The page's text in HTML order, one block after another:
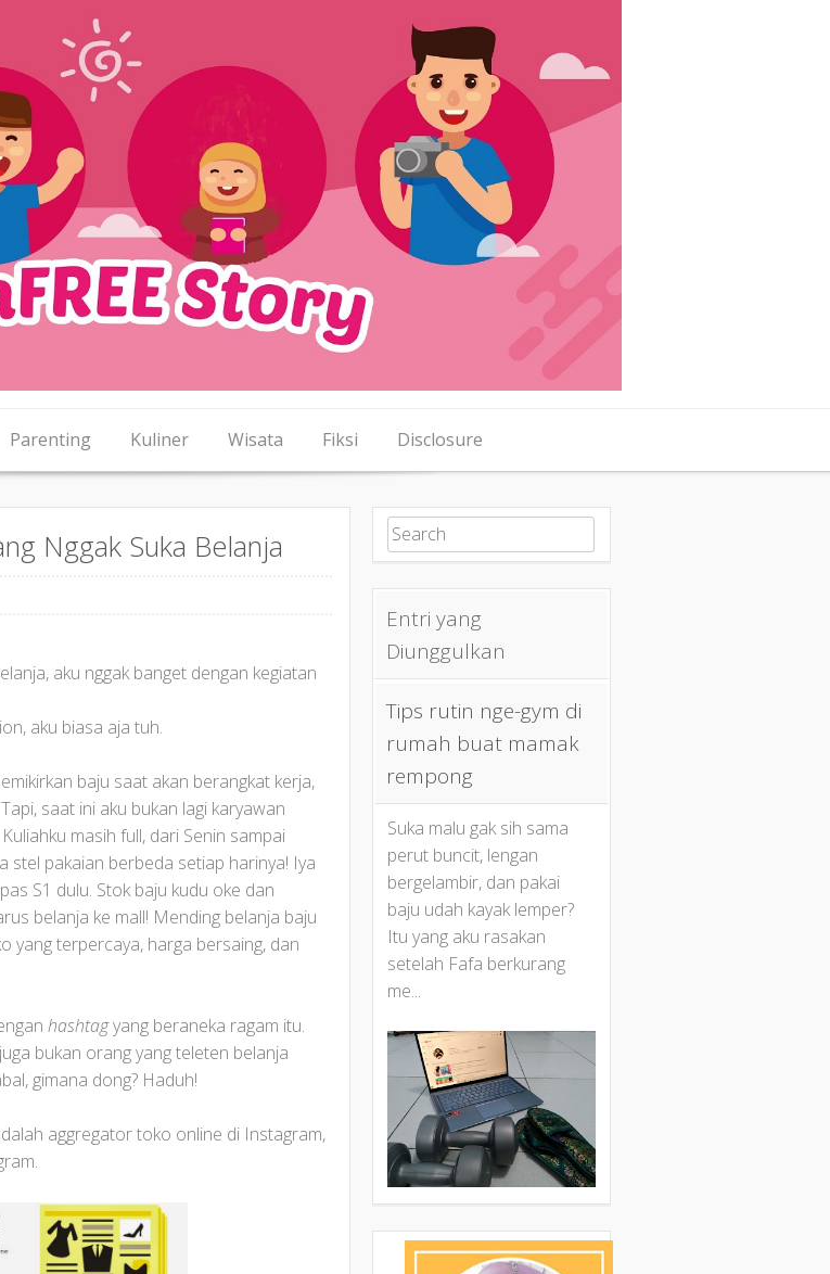
Parenting Kuliner Wisata Fiksi Disclosure
Nggak Suka Belanja
aku nggak banget dengan kegiatan
aku biasa aja tuh.
baju saat akan berangkat kerja,
saat ini aku bukan lagi karyawan
masih full, dari Senin sampai
stel pakaian berbeda setiap harinya! Iya
S1 dulu. Stok baju kudu oke dan
belanja ke mall! Mending belanja baju
yang terpercaya, harga bersaing, dan
hashtagyang beraneka ragam itu.
bukan orang yang teleten belanja
gimana dong? Haduh!
aggregator toko online di Instagram,
Search for:
Entri yang
Diunggulkan
Tips rutin nge-gym di
rumah buat mamak
rempong
Suka malu gak sih sama
perut buncit, lengan
bergelambir, dan pakai
baju udah kayak lemper?
Itu yang aku rasakan
setelah Fafa berkurang
me...